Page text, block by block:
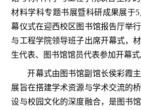
材料学科专题书展暨科研成果展于
幕仪式在迎西校区图书馆报告厅举
与工程学院领导班子出席开幕式，
生代表、图书馆馆员代表参加开幕式
开幕式由图书馆副馆长侯彩霞
展旨在搭建学术资源与学术交流的
设与校园文化的深度融合，是图书